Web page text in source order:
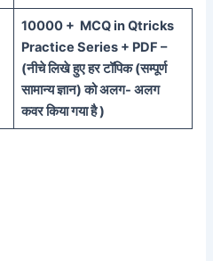
10000 + MCQ in Qtricks
Practice Series + PDF –
(नीचेलिखे हुएहर टॉपिक(सम्पूर्ण
सामान्य ज्ञान) कोअलग- अलग
कवर किया गया है )